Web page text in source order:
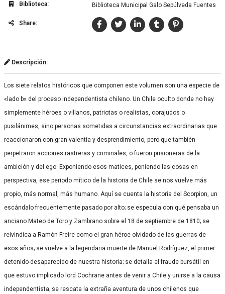
Biblioteca: Biblioteca Municipal Galo Sepúlveda Fuentes
Share:
Descripción:
Los siete relatos históricos que componen este volumen son una especie de
«lado b» del proceso independentista chileno. Un Chile oculto donde no hay
simplemente héroes o villanos, patriotas o realistas, corajudos o
pusilánimes, sino personas sometidas a circunstancias extraordinarias que
reaccionaron con gran valentía y desprendimiento, pero que también
perpetraron acciones rastreras y criminales, o fueron prisioneras de la
ambición y del ego. Exponiendo esos matices, poniendo las cosas en
perspectiva, ese periodo mítico de la historia de Chile se nos vuelve más
propio, más normal, más humano. Aquí se cuenta la historia del Scorpion, un
escándalo frecuentemente pasado por alto; se especula con qué pensaba un
anciano Mateo de Toro y Zambrano sobre el 18 de septiembre de 1810; se
reivindica a Ramón Freire como el gran héroe olvidado de las guerras de
esos años; se vuelve a la legendaria muerte de Manuel Rodríguez, el primer
detenido-desaparecido de nuestra historia; se detalla el fraude bursátil en
que estuvo implicado lord Cochrane antes de venir a Chile y unirse a la causa
independentista; se rescata la extraña aventura de unos chilenos que